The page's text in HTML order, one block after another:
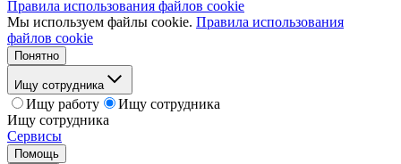
Правила использования файлов cookie
Мы используем файлы cookie. Правила использования
файлов cookie
Понятно
Ищу сотрудника
Ищу работу
Ищу сотрудника
Ищу сотрудника
Сервисы
Помощь